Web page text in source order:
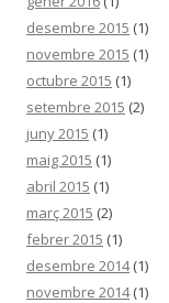
desembre 2015 (1)
novembre 2015 (1)
octubre 2015 (1)
setembre 2015 (2)
juny 2015 (1)
maig 2015 (1)
abril 2015 (1)
març 2015 (2)
febrer 2015 (1)
desembre 2014(1)
novembre 2014(1)